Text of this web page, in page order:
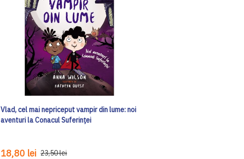
Vlad, cel mai nepriceput vampir din lume: noi
aventuri la Conacul Suferinței
18,80 lei 23,50 lei